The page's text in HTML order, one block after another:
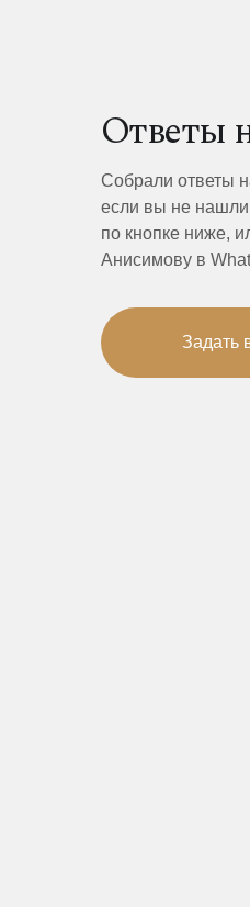
Ответы
Собрали ответы
если вы не нашли
по кнопке ниже,
Анисимову в
Задать